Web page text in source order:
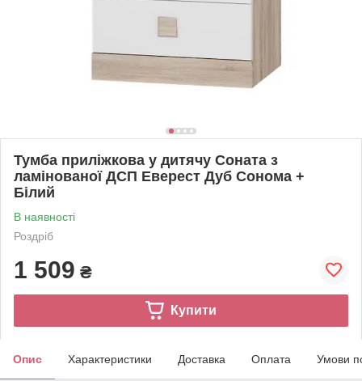
Тумба приліжкова у дитячу Соната з
ламінованої ДСП Еверест Дуб Сонома +
Білий
В наявності
Роздріб
1 509 ₴
Купити
Опис Характеристики Доставка Оплата Умови